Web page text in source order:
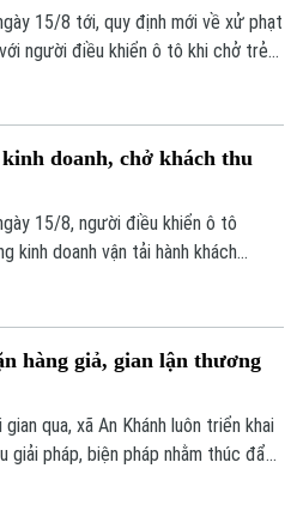
15/8 tới, quy định mới về xử phạt
người điều khiển ô tô khi chở trẻ
để trẻ ngồi cùng hàng ghế với người
doanh, chở khách thu
15/8, người điều khiển ô tô
kinh doanh vận tải hành khách
định mới tại Nghị định
hàng giả, gian lận thương
gian qua, xã An Khánh luôn triển khai
giải pháp, biện pháp nhằm thúc đẩy